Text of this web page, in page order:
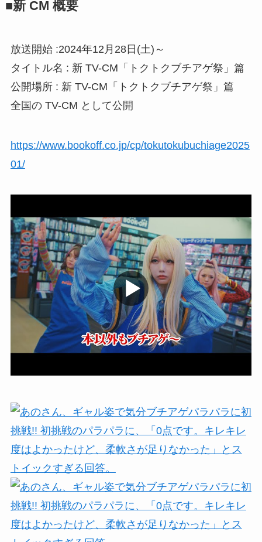
■新 CM 概要
放送開始 :2024年12月28日(土)～
タイトル名 : 新 TV-CM「トクトクブチアゲ祭」篇
公開場所 : 新 TV-CM「トクトクブチアゲ祭」篇
全国の TV-CM として公開
https://www.bookoff.co.jp/cp/tokutokubuchiage2025
01/